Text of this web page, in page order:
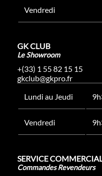
Vendredi
GK CLUB
Le Showroom
+(33) 1 55 82 15 15
gkclub@gkpro.fr
Lundi au Jeudi
Vendredi
SERVICE
Commandes Revendeurs